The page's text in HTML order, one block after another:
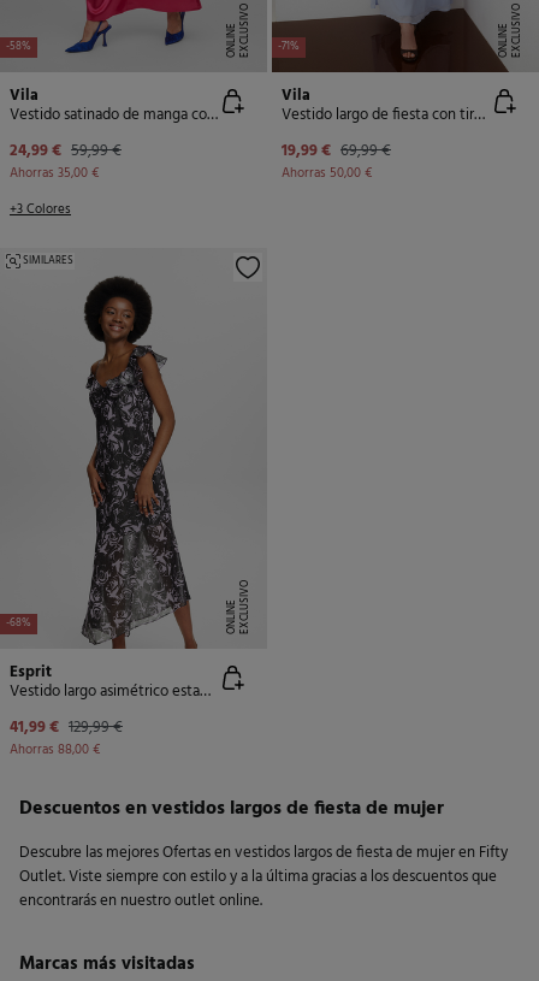
-58% E
X
C
L
U
SI
V
O
O
N
LI
N
E
Vila
Vestido satinado de manga corta
24,99 € 59,99 €
Ahorras 35,00 €
+3 Colores
-71% E
X
C
L
U
SI
V
O
O
N
LI
N
E
Vila
Vestido largo de fiesta con tirantes
19,99 € 69,99 €
Ahorras 50,00 €
-68% E
X
C
L
U
SI
V
O
O
N
LI
N
E
SIMILARES
Esprit
Vestido largo asimétrico estampado floral
41,99 € 129,99 €
Ahorras 88,00 €
Descuentos en vestidos largos de fiesta de mujer
Descubre las mejores Ofertas en vestidos largos de fiesta de mujer en Fifty
Outlet. Viste siempre con estilo y a la última gracias a los descuentos que
encontrarás en nuestro outlet online.
Marcas más visitadas